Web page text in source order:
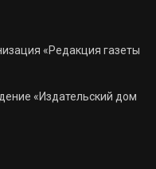
«Редакция газеты
«Издательский дом